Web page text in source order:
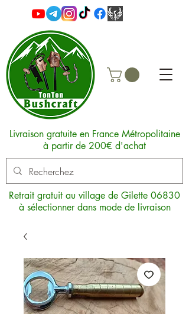
Livraison gratuite en France Métropolitaine
à partir de 200€ d'achat
Retrait gratuit au village de Gilette 06830
à sélectionner dans mode de livraison